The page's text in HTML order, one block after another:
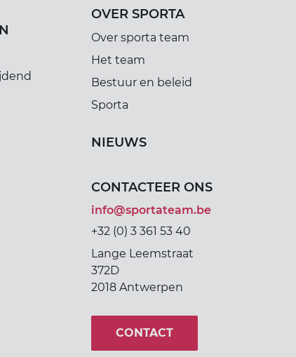
OVER SPORTA
Over sporta team
Het team
Bestuur en beleid
Sporta
NIEUWS
CONTACTEER ONS
info@sportateam.be
+32 (0) 3 361 53 40
Lange Leemstraat
372D
2018 Antwerpen
CONTACT